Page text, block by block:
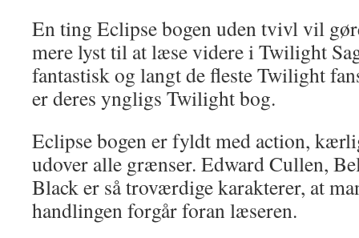
En ting Eclipse bogen uden tvivl vil
mere lyst til at læse videre i Twilight
fantastisk og langt de fleste Twilight
er deres yngligs Twilight bog.
Eclipse bogen er fyldt med action,
udover alle grænser. Edward Cullen,
Black er så troværdige karakterer, at
handlingen forgår foran læseren.